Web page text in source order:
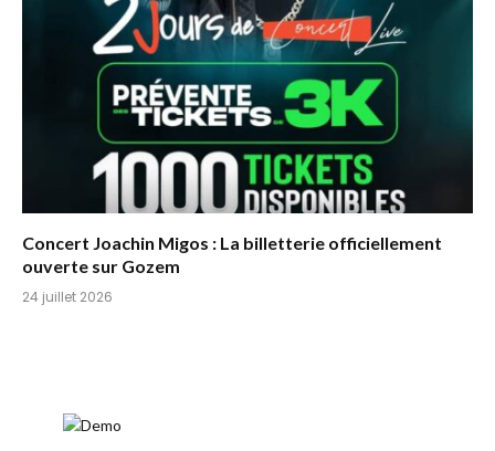
Concert Joachin Migos : La billetterie officiellement
ouverte sur Gozem
24 juillet 2026